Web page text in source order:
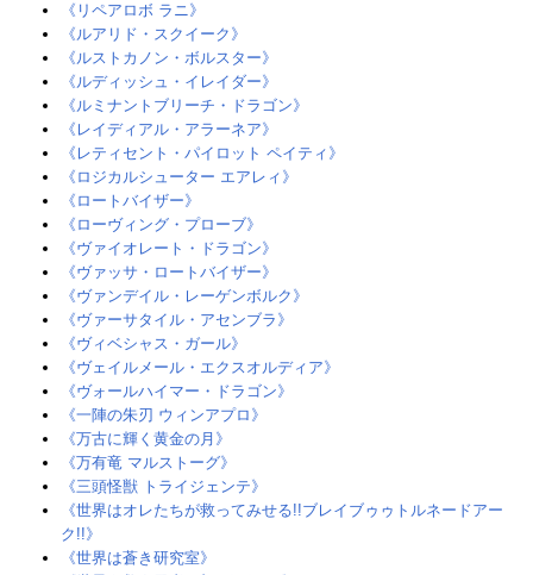
《リペアロボ ラニ》‎
《ルアリド・スクイーク》
《ルストカノン・ボルスター》
《ルディッシュ・イレイダー》‎
《ルミナントブリーチ・ドラゴン》
《レイディアル・アラーネア》
《レティセント・パイロット ペイティ》
《ロジカルシューター エアレィ》
《ロートバイザー》‎
《ローヴィング・プローブ》
《ヴァイオレート・ドラゴン》
《ヴァッサ・ロートバイザー》‎
《ヴァンデイル・レーゲンボルク》
《ヴァーサタイル・アセンブラ》
《ヴィベシャス・ガール》
《ヴェイルメール・エクスオルディア》
《ヴォールハイマー・ドラゴン》‎
《一陣の朱刃 ウィンアプロ》
《万古に輝く黄金の月》
《万有竜 マルストーグ》‎
《三頭怪獣 トライジェンテ》‎
《世界はオレたちが救ってみせる!!ブレイブゥゥトルネードアー
ク!!》
《世界は蒼き研究室》‎